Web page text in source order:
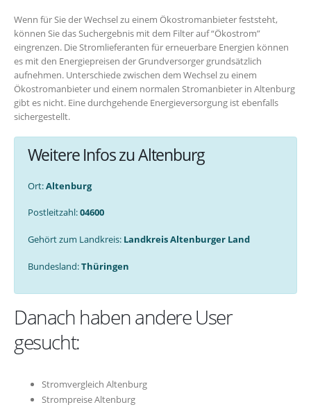
Wenn für Sie der Wechsel zu einem Ökostromanbieter feststeht,
können Sie das Suchergebnis mit dem Filter auf “Ökostrom”
eingrenzen. Die Stromlieferanten für erneuerbare Energien können
es mit den Energiepreisen der Grundversorger grundsätzlich
aufnehmen. Unterschiede zwischen dem Wechsel zu einem
Ökostromanbieter und einem normalen Stromanbieter in Altenburg
gibt es nicht. Eine durchgehende Energieversorgung ist ebenfalls
sichergestellt.
Weitere Infos zu Altenburg
Ort:Altenburg
Postleitzahl:04600
Gehört zum Landkreis: Landkreis Altenburger Land
Bundesland:Thüringen
Danach haben andere User
gesucht:
Stromvergleich Altenburg
Strompreise Altenburg